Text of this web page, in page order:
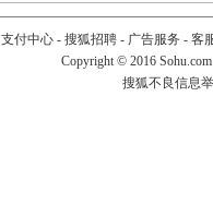
支付中心- 搜狐招聘- 广告服务 - 客
Copyright © 2016
搜狐不良信息